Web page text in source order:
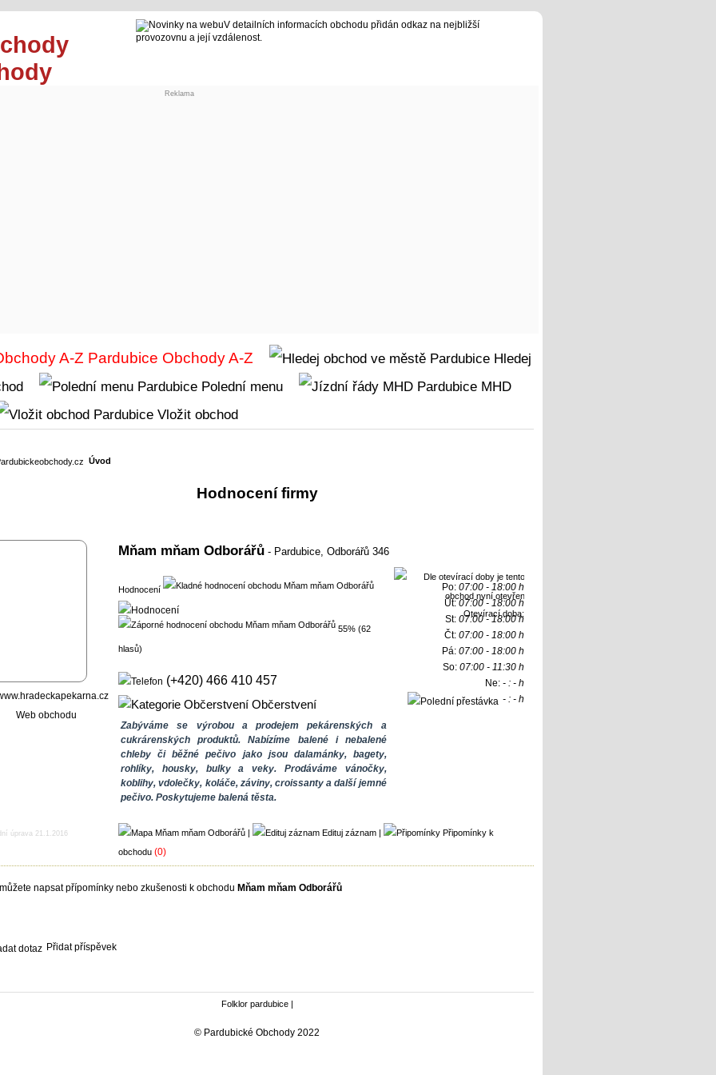
V detailních informacích obchodu přidán odkaz na nejbližší
provozovnu a její vzdálenost.
Reklama
Obchody A-Z
Hledej
Polední menu
MHD
Vložit obchod
Úvod
Hodnocení firmy
Web obchodu
Mňam mňam Odborářů - Pardubice,Odborářů 346
Hodnocení
55% (62
hlasů)
(+420) 466 410 457
Občerstvení
Zabýváme se výrobou a prodejem pekárenských a
cukrárenských produktů. Nabízíme balené i nebalené
chleby či běžné pečivo jako jsou dalamánky, bagety,
rohlíky, housky, bulky a veky. Prodáváme vánočky,
koblihy, vdolečky, koláče, záviny, croissanty a další jemné
pečivo. Poskytujeme balená těsta.
Otevírací doba:
Po: 07:00 - 18:00 h
Út: 07:00 - 18:00 h
St: 07:00 - 18:00 h
Čt: 07:00 - 18:00 h
Pá: 07:00 - 18:00 h
So: 07:00 - 11:30 h
Ne: - : - h
- : - h
úprava 21.1.2016 Edituj záznam
Připomínky k
obchodu (0)
napsat přípomínky nebo zkušenosti k obchodu Mňam mňam Odborářů
Přidat příspěvek
Folklor pardubice|
© Pardubické Obchody 2022